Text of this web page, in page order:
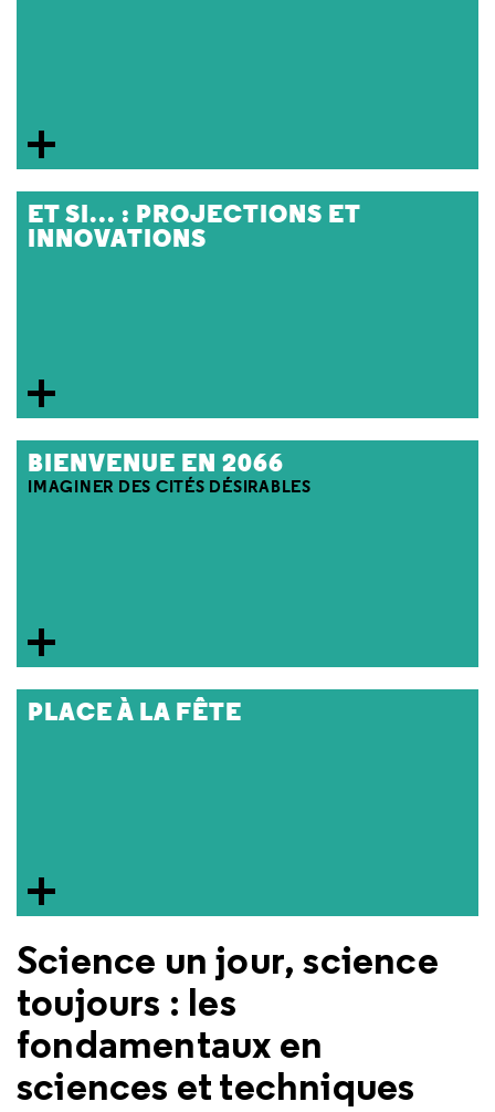
ET SI… : PROJECTIONS ET
INNOVATIONS
BIENVENUE EN 2066
IMAGINER DES CITÉS DÉSIRABLES
PLACE À LA FÊTE
Science un jour, science
toujours : les
fondamentaux en
sciences et techniques